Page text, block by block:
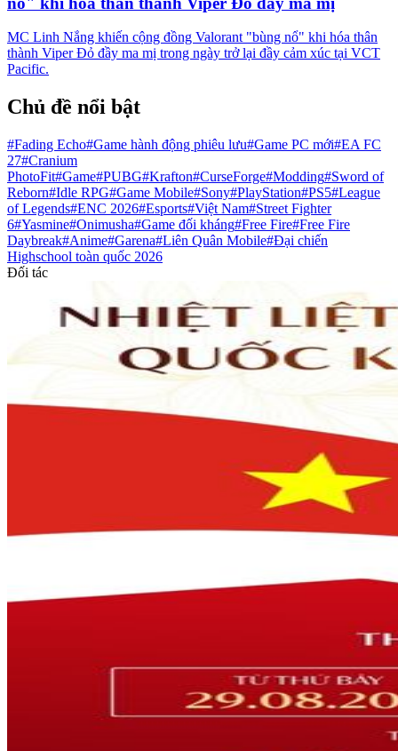
MC Linh Nắng khiến cộng đồng Valorant "bùng nổ" khi hóa thân
thành Viper Đỏ đầy ma mị trong ngày trở lại đầy cảm xúc tại VCT
Pacific.
Chủ đề nổi bật
#Fading Echo#Game hành động phiêu lưu#Game PC mới#EA FC
27#Cranium
PhotoFit#Game#PUBG#Krafton#CurseForge#Modding#Sword of
Reborn#Idle RPG#Game Mobile#Sony#PlayStation#PS5#League
of Legends#ENC 2026#Esports#Việt Nam#Street Fighter
6#Yasmine#Onimusha#Game đối kháng#Free Fire#Free Fire
Daybreak#Anime#Garena#Liên Quân Mobile#Đại chiến
Highschool toàn quốc 2026
Đối tác